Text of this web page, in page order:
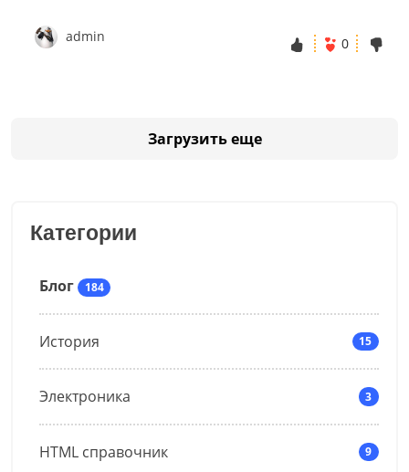
Категории
Блог 184
История 15
Электроника 3
HTML справочник 9
admin 0
Загрузить еще